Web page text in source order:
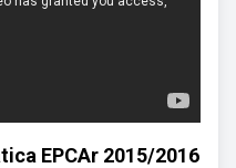
EPCAr 2015/2016